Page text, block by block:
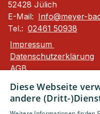
52428 Jülich
E-Mail: Info@meyer-
Tel.: 02461 50938
Impressum
Datenschutzerklärung
AGB
Unsere Bereiche
Diese Webseite
andere (Dritt-